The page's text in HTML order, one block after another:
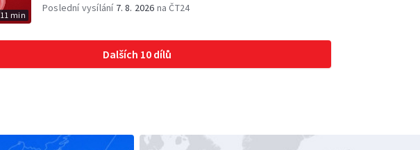
11 min
Poslední vysílání 7. 8. 2026 na ČT24
Dalších 10 dílů